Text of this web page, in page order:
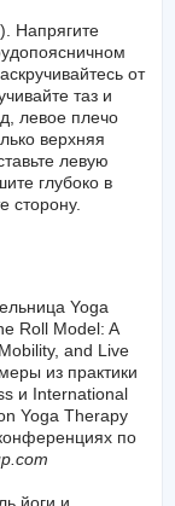
Напрягите
от
таз и
левое плечо
верхняя
левую
глубоко в
сторону.
Yoga
Roll Model: A
and Live
из практики
и International
Yoga Therapy
по